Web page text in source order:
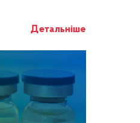
Детальніше